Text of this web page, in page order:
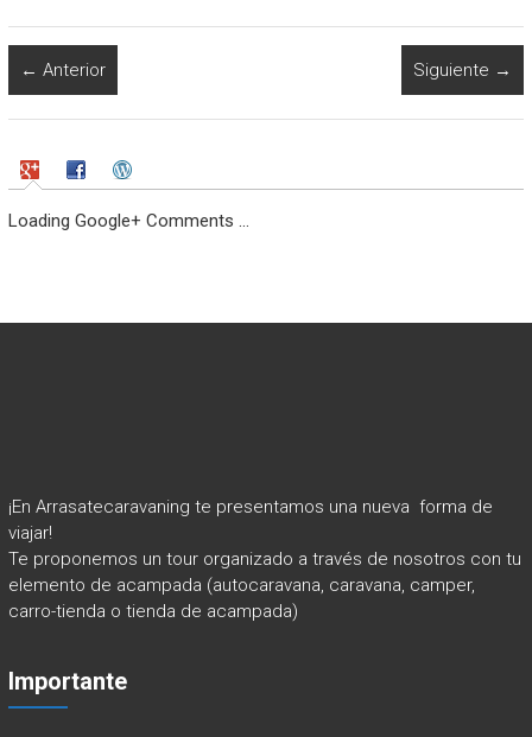
← Anterior Siguiente →
Loading Google+ Comments ...
¡En Arrasatecaravaning te presentamos una nueva forma de
viajar!
Te proponemos un tour organizado a través de nosotros con tu
elemento de acampada (autocaravana, caravana, camper,
carro-tienda o tienda de acampada)
Importante